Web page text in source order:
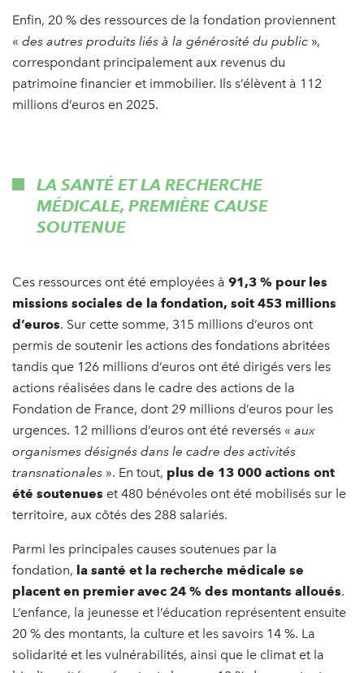
Enfin, 20 % des ressources de la fondation proviennent
« des autres produits liés à la générosité du public »,
correspondant principalement aux revenus du
patrimoine financier et immobilier. Ils s’élèvent à 112
millions d’euros en 2025.
LA SANTÉ ET LA RECHERCHE
MÉDICALE, PREMIÈRE CAUSE
SOUTENUE
Ces ressources ont été employées à 91,3 % pour les
missions sociales de la fondation, soit 453 millions
d’euros. Sur cette somme, 315 millions d’euros ont
permis de soutenir les actions des fondations abritées
tandis que 126 millions d’euros ont été dirigés vers les
actions réalisées dans le cadre des actions de la
Fondation de France, dont 29 millions d’euros pour les
urgences. 12 millions d’euros ont été reversés « aux
organismes désignés dans le cadre des activités
transnationales ». En tout, plus de 13 000 actions ont
été soutenues et 480 bénévoles ont été mobilisés sur le
territoire, aux côtés des 288 salariés.
Parmi les principales causes soutenues par la
fondation, la santé et la recherche médicale se
placent en premier avec 24 % des montants alloués.
L’enfance, la jeunesse et l’éducation représentent ensuite
20 % des montants, la culture et les savoirs 14 %. La
solidarité et les vulnérabilités, ainsi que le climat et la